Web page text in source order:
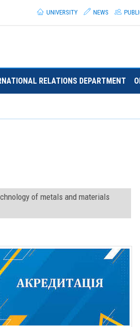
UNIVERSITY
NEWS
RELATIONS DEPARTMENT
of metals and materials